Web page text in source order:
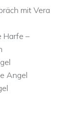
mit Vera
Harfe –
Angel